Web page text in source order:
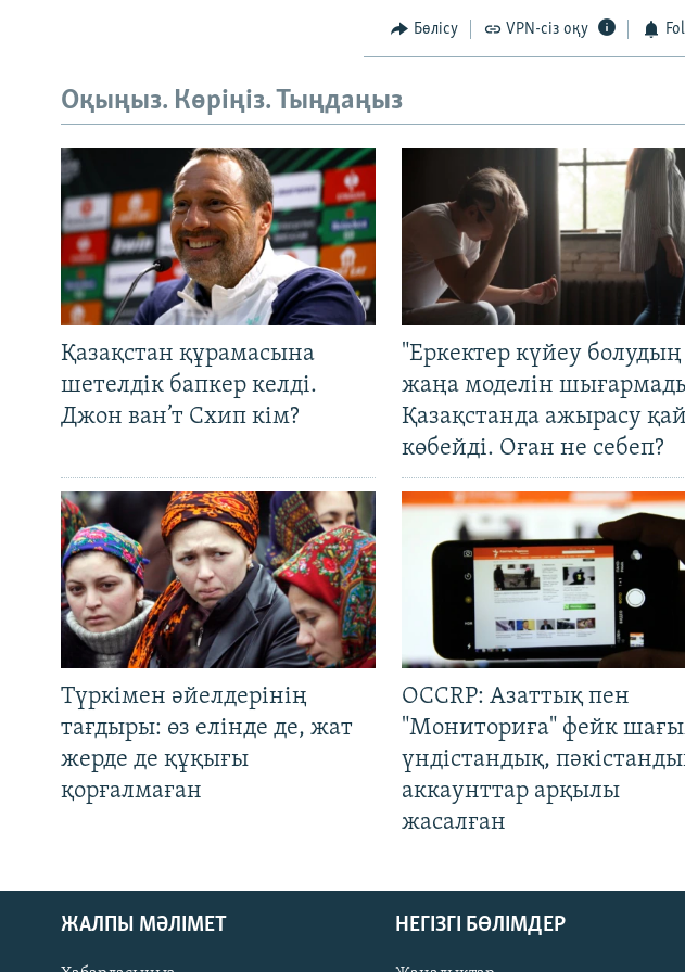
Бөлісу VPN-сіз оқу
Оқыңыз. Көріңіз. Тыңдаңыз
Қазақстан құрамасына
шетелдік бапкер келді.
Джон ван’т Схип кім?
"Еркектер күйеу болудың
жаңа моделін
Қазақстанда ажырасу
көбейді. Оған не себеп?
Түркімен әйелдерінің
тағдыры: өз елінде де, жат
жерде де құқығы
қорғалмаған
OCCRP: Азаттық пен
"Мониториға" фейк
үндістандық,
аккаунттар арқылы
жасалған
ЖАЛПЫ МӘЛІМЕТ НЕГІЗГІ БӨЛІМДЕР